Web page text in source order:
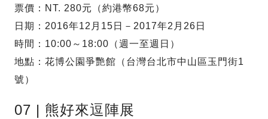
票價：NT. 280元（約港幣68元）
日期：2016年12月15日－2017年2月26日
時間：10:00～18:00（週一至週日）
地點：花博公園爭艷館（台灣台北市中山區玉門街1
號）
07 | 熊好來逗陣展